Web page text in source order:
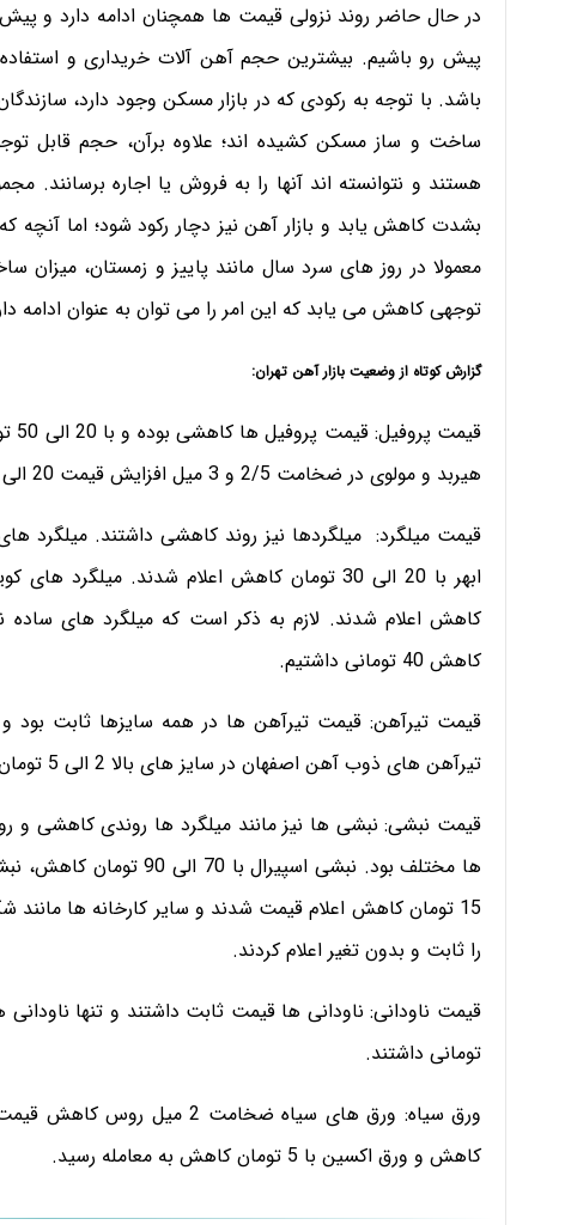
در حال حاضر روند نزولی قیمت ها همچنان ادامه دارد و
پیش رو باشیم. بیشترین حجم آهن آلات خریداری و
باشد. با توجه به رکودی که در بازار مسکن وجود دارد،
ساخت و ساز مسکن کشیده اند؛ علاوه برآن، حجم قابل
هستند و نتوانسته اند آنها را به فروش یا اجاره
بشدت کاهش یابد و بازار آهن نیز دچار رکود شود؛ اما
معمولا در روز های سرد سال مانند پاییز و زمستان،
توجهی کاهش می یابد که این امر را می توان به عنوان ادامه
گزارش کوتاه از وضعیت بازار آهن تهران:
هیربد و مولوی در ضخامت 2/5 و 3 میل افزایش قیمت 20 الی 30 تومانی داشتند.
قیمت میلگرد: میلگردها نیز روند کاهشی داشتند. میلگرد
کاهش 40 تومانی داشتیم.
قیمت تیرآهن: قیمت تیرآهن ها در همه سایزها ثابت بود
تیرآهن های ذوب آهن اصفهان در سایز های بالا 2 الی 5 تومان کاهش داشت.
قیمت نبشی: نبشی ها نیز مانند میلگرد ها روندی کاهشی و
15 تومان کاهش اعلام قیمت شدند و سایر کارخانه ها
را ثابت و بدون تغیر اعلام کردند.
تومانی داشتند.
کاهش و ورق اکسین با 5 تومان کاهش به معامله رسید.